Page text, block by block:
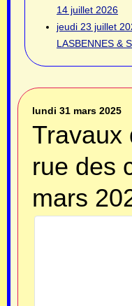
14 juillet 2026
jeudi 23 juillet
LASBENNES &
lundi 31 mars 2025
Travaux
rue des
mars